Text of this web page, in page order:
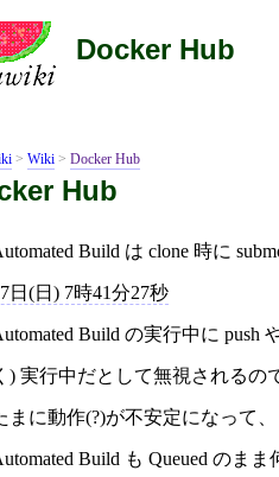
Docker Hub
> Wiki > Docker Hub
Hub
Build は clone 時に
日(日) 7時41分27秒
Build の実行中に
) 実行中だとして無視されるの
まに動作(?)が不安定になって
Build も Queued のま